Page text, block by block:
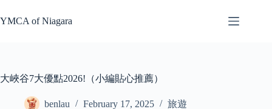
to
content
YMCA of Niagara
大峽谷7大優點2026!（小編貼心推薦）
benlau February 17, 2025 旅遊